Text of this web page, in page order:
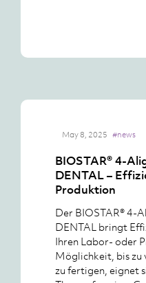
May 8, 2025 #news
BIOSTAR® 4-
DENTAL –
Produktion
Der BIOSTAR® 4-
DENTAL bringt
Ihren Labor- oder
Möglichkeit, bis
zu fertigen, eignet